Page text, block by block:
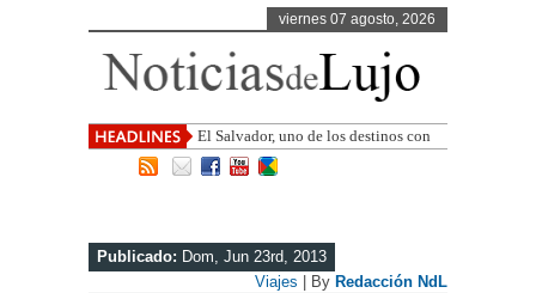
viernes 07 agosto, 2026
El Salvador, uno de los destinos con
mayor proyección de Centroamérica
Publicado: Dom, Jun 23rd, 2013
Viajes | By Redacción NdL